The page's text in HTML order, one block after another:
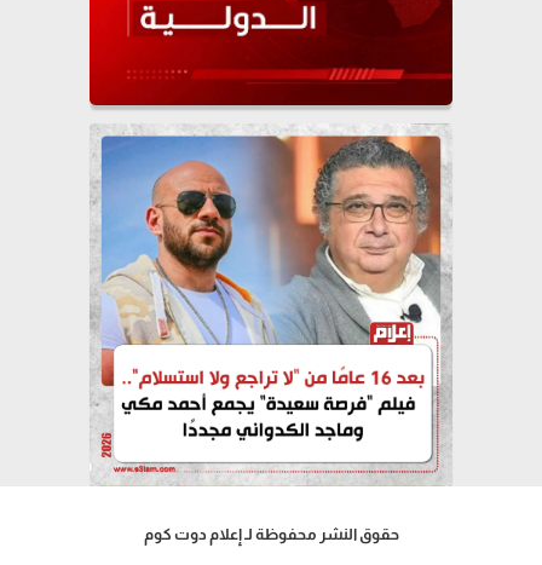
حقوق النشر محفوظة لـ إعلام دوت كوم